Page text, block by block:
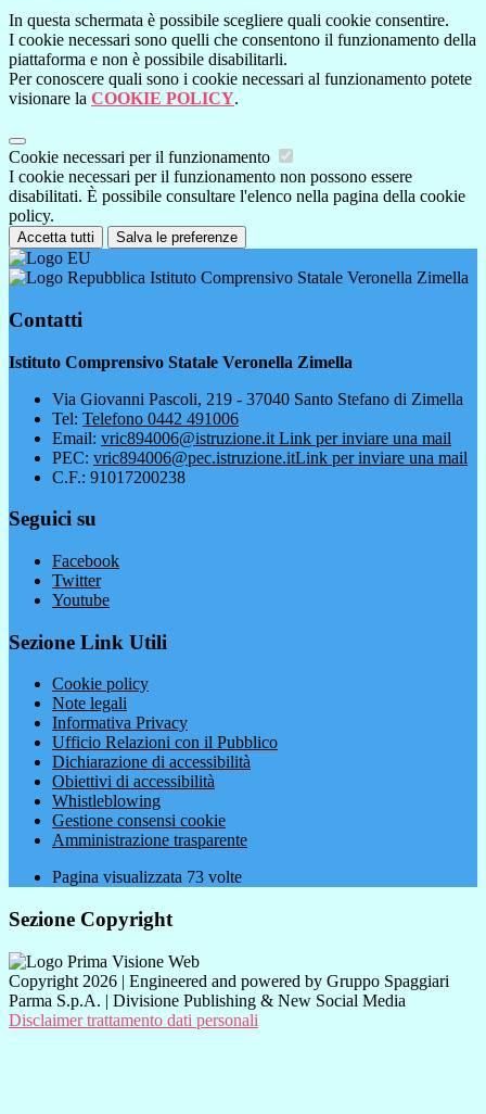
In questa schermata è possibile scegliere quali cookie consentire.
I cookie necessari sono quelli che consentono il funzionamento della
piattaforma e non è possibile disabilitarli.
Per conoscere quali sono i cookie necessari al funzionamento potete
visionare la COOKIE POLICY.
Cookie necessari per il funzionamento
I cookie necessari per il funzionamento non possono essere
disabilitati. È possibile consultare l'elenco nella pagina della cookie
policy.
Accetta tutti Salva le preferenze
Istituto Comprensivo Statale Veronella Zimella
Contatti
Istituto Comprensivo Statale Veronella Zimella
Via Giovanni Pascoli, 219 - 37040 Santo Stefano di Zimella
Tel: Telefono 0442 491006
Email: vric894006@istruzione.it Link per inviare una mail
PEC: vric894006@pec.istruzione.itLink per inviare una mail
C.F.: 91017200238
Seguici su
Facebook
Twitter
Youtube
Sezione Link Utili
Cookie policy
Note legali
Informativa Privacy
Ufficio Relazioni con il Pubblico
Dichiarazione di accessibilità
Obiettivi di accessibilità
Whistleblowing
Gestione consensi cookie
Amministrazione trasparente
Pagina visualizzata 73 volte
Sezione Copyright
Copyright 2026 | Engineered and powered by Gruppo Spaggiari
Parma S.p.A. | Divisione Publishing & New Social Media
Disclaimer trattamento dati personali